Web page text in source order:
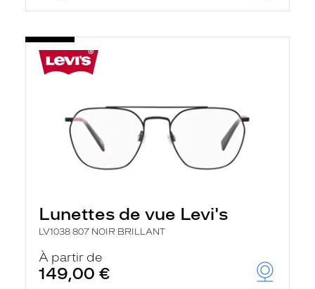
Lunettes de vue Levi's
LV1038 807 NOIR BRILLANT
À partir de
149,00 €